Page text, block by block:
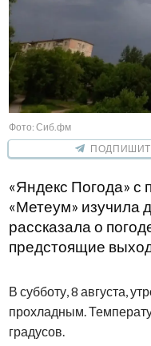
Фото: Сиб.фм
«Яндекс Погода»
«Метеум» изучила
рассказала о
предстоящие
В субботу, 8 августа,
прохладным.
градусов.